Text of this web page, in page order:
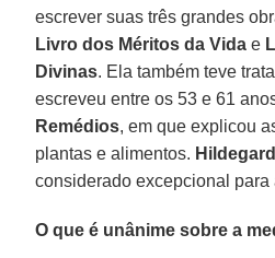
escrever suas três grandes
Livro dos Méritos da Vida e
Divinas. Ela também teve
escreveu entre os 53 e 61
Remédios, em que explicou
plantas e alimentos. Hildegard
considerado excepcional para
O que é unânime sobre a